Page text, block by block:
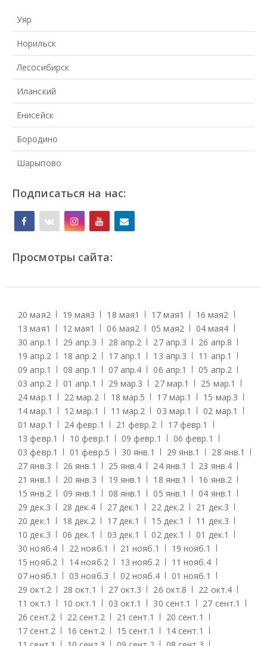
Уяр
Норильск
Лесосибирск
Иланский
Енисейск
Бородино
Шарыпово
Подписаться на нас:
Просмотры сайта:
20 мая2 19 мая3 18 мая1 17 мая1 16 мая2
13 мая1 12 мая1 06 мая2 05 мая2 04 мая4
30 апр.1 29 апр.3 28 апр.2 27 апр.3 26 апр.8
19 апр.2 18 апр.2 17 апр.1 13 апр.3 11 апр.1
09 апр.1 08 апр.1 07 апр.4 06 апр.1 05 апр.2
03 апр.2 01 апр.1 29 мар.3 27 мар.1 25 мар.1
24 мар.1 22 мар.2 18 мар.5 17 мар.1 15 мар.3
14 мар.1 12 мар.1 11 мар.2 03 мар.1 02 мар.1
01 мар.1 24 февр.1 21 февр.2 17 февр.1
13 февр.1 10 февр.1 09 февр.1 06 февр.1
03 февр.1 01 февр.5 30 янв.1 29 янв.1 28 янв.1
27 янв.3 26 янв.1 25 янв.4 24 янв.1 23 янв.4
21 янв.1 20 янв.3 19 янв.1 18 янв.1 16 янв.2
15 янв.2 09 янв.1 08 янв.1 05 янв.1 04 янв.1
29 дек.3 28 дек.4 27 дек.1 22 дек.2 21 дек.3
20 дек.1 18 дек.2 17 дек.1 15 дек.1 11 дек.3
10 дек.3 06 дек.1 03 дек.1 02 дек.1 01 дек.1
30 нояб.4 22 нояб.1 21 нояб.1 19 нояб.1
15 нояб.2 14 нояб.2 13 нояб.2 11 нояб.4
07 нояб.1 03 нояб.3 02 нояб.4 01 нояб.1
29 окт.2 28 окт.1 27 окт.3 26 окт.8 22 окт.4
11 окт.1 10 окт.1 03 окт.1 30 сент.1 27 сент.1
26 сент.2 22 сент.2 21 сент.1 20 сент.1
17 сент.2 16 сент.2 15 сент.1 14 сент.1